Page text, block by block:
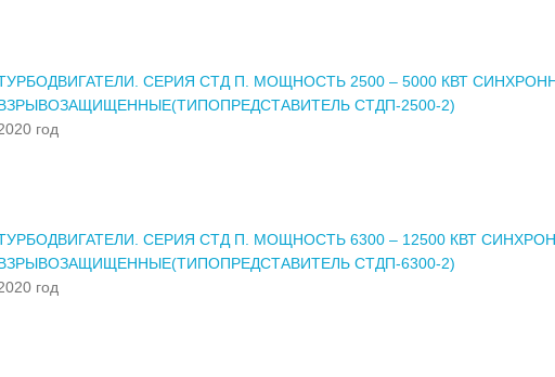
СЕРИЯ СТД П. МОЩНОСТЬ 2500 – 5000 КВТ
СТДП-2500-2)
год
СЕРИЯ СТД П. МОЩНОСТЬ 6300 – 12500 КВТ
СТДП-6300-2)
год